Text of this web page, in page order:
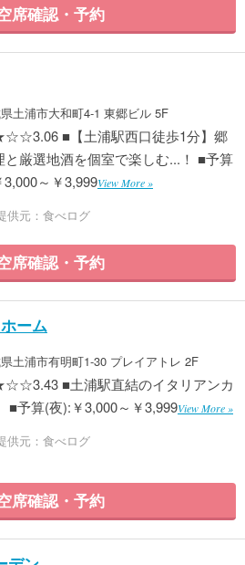
席確認・予約
土浦市大和町4-1 東郷ビル 5F
■【土浦駅西口徒歩1分】郷
と厳選地酒を個室で楽しむ...！ ■予算
3,000～￥3,999View More »
供元：食べログ
席確認・予約
ーム
土浦市有明町1-30 プレイアトレ 2F
■土浦駅直結のイタリアンカ
■予算(夜):￥3,000～￥3,999View More »
供元：食べログ
席確認・予約